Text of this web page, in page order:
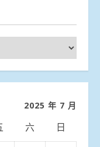
2025 年 7 月
六 日